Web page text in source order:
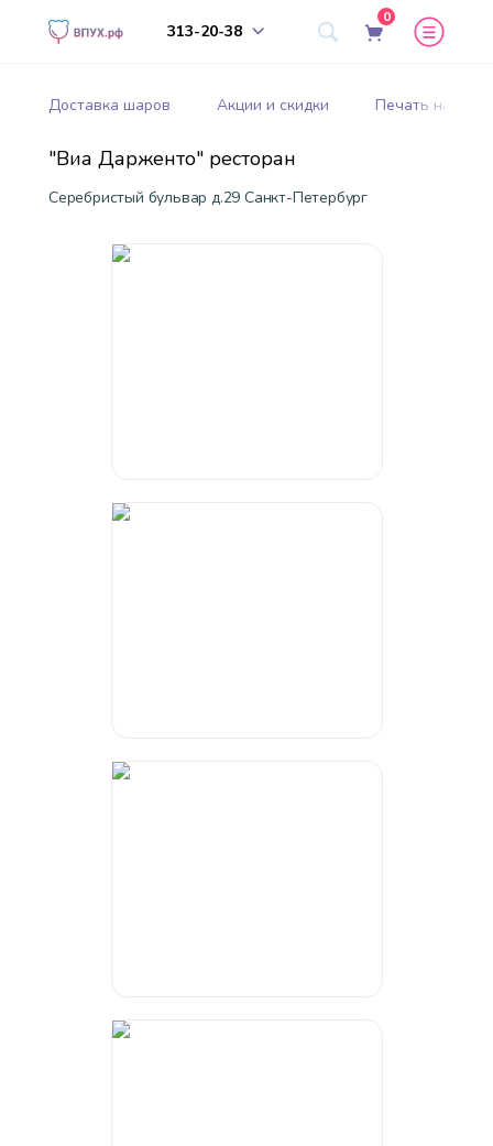
313-20-38
0
Доставка шаров Акции и скидки Печать на
"Виа Дарженто" ресторан
Серебристый бульвар д.29 Санкт-Петербург